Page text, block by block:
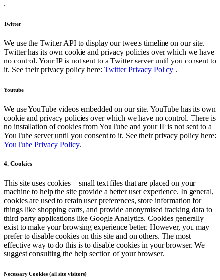
.
Twitter
We use the Twitter API to display our tweets timeline on our site.
Twitter has its own cookie and privacy policies over which we have
no control. Your IP is not sent to a Twitter server until you consent to
it. See their privacy policy here: Twitter Privacy Policy .
Youtube
We use YouTube videos embedded on our site. YouTube has its own
cookie and privacy policies over which we have no control. There is
no installation of cookies from YouTube and your IP is not sent to a
YouTube server until you consent to it. See their privacy policy here:
YouTube Privacy Policy.
4. Cookies
This site uses cookies – small text files that are placed on your
machine to help the site provide a better user experience. In general,
cookies are used to retain user preferences, store information for
things like shopping carts, and provide anonymised tracking data to
third party applications like Google Analytics. Cookies generally
exist to make your browsing experience better. However, you may
prefer to disable cookies on this site and on others. The most
effective way to do this is to disable cookies in your browser. We
suggest consulting the help section of your browser.
Necessary Cookies (all site visitors)